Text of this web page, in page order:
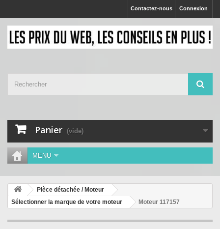
Connexion
Contactez-nous
Panier (vide)
MENU
Pièce détachée / Moteur
Sélectionner la marque de votre moteur
Moteur 117157